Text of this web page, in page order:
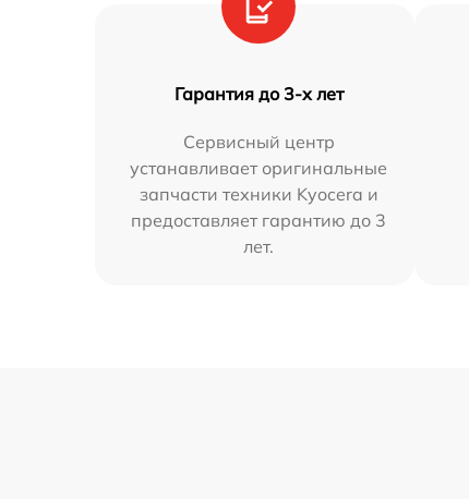
Гарантия до 3-х лет
Сервисный центр
устанавливает оригинальные
запчасти техники Kyocera и
предоставляет гарантию до 3
лет.